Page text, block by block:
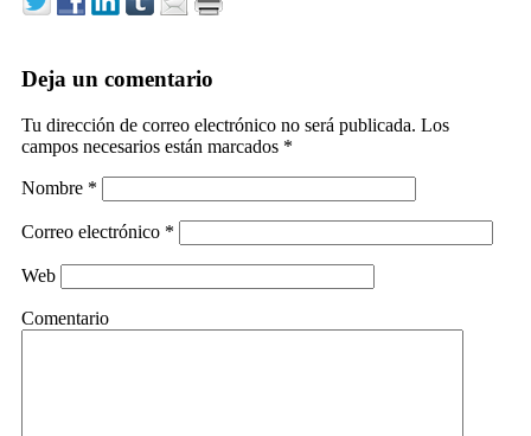
Deja un comentario
Tu dirección de correo electrónico no será publicada. Los
campos necesarios están marcados *
Nombre *
Correo electrónico *
Web
Comentario